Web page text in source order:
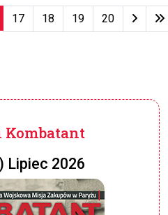
Strona 16 z 79
17 18 19 20
Lipiec 2026